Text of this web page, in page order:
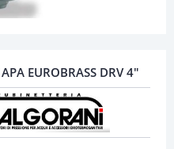
EUROBRASS DRV 4"